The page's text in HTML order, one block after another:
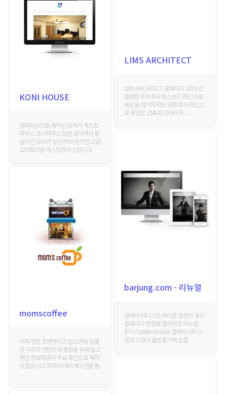
LIMS ARCHITECT
LIMS ARCHITECT 홈페이지 2001년
출범한 주식회사 림스는‘디자인으로
세상을 섬기자’라는 모토로 디자인으
로 옷입힌 건축과 인테리어 . . .
KONI HOUSE
갤러리큐브로 제작된 오사카 게스트
하우스 코니하우스 일본 오사카의 중
심지인 오사카 성 근처에 위치한 고급
도미토리형 게스트하우스입니다.
barjung.com - 리뉴얼
클래식 아티스트 바리톤 정경의 공식
홈페이지 반응형 웹사이트 리뉴얼
(PC+Tablet+Mobile) 클래식 아티스
트의 느낌이 물씬풍기게 심플 . . .
momscoffee
커피 전문 프랜차이즈 맘스커피 심플
한 구조의 컨텐츠에 중점을 두어 쉽고
편한 정보제공이 주요 포인트로 제작
되었습니다. 좌측의 네비게이션을 통
. . .